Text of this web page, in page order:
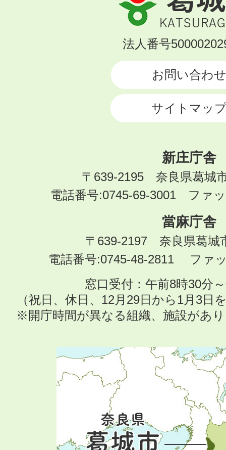
城
市
KATSURAGI
法人番号
お問い合わせ
サイトマッ
新庄庁舎
〒639-2195 奈良県葛城
電話番号:0745-69-3001 ファ
當麻庁舎
〒639-2197 奈良県葛城
電話番号:0745-48-2811 ファ
窓口受付：午前8時30分
（祝日、休日、12月29日から1月3日
※開庁時間が異なる組織、施設があ